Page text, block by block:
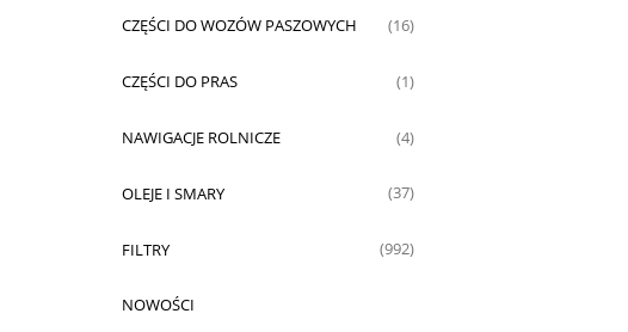
CZĘŚCI DO WOZÓW PASZOWYCH (16)
CZĘŚCI DO PRAS (1)
NAWIGACJE ROLNICZE (4)
OLEJE I SMARY (37)
FILTRY (992)
NOWOŚCI